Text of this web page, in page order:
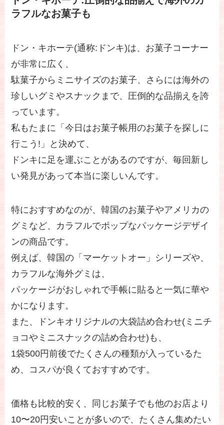
ラフルなお菓子も
ドン・キホーテ(通称:ドンキ)は、お菓子コーナー
が非常に広く、
駄菓子からミニサイズのお菓子、さらには海外の
珍しいグミやスナックまで、圧倒的な品揃えを誇
っています。
私もたまに「今日はお菓子帳用のお菓子を探しに
行こう!」と決めて、
ドンキに足を運ぶことがあるのですが、毎回新し
い発見があって本当に楽しいんです。
特におすすめなのが、韓国のお菓子やアメリカの
グミなど、カラフルでポップなパッケージデザイ
ンの商品です。
例えば、韓国の「マーケットオー」シリーズや、
カラフルな海外グミは、
パッケージがおしゃれで手帳に貼ると一気に華や
かになります。
また、ドンキオリジナルの大袋詰め合わせ(ミニチ
ョコやミニスナックの詰め合わせ)も、
1袋500円前後でたくさんの種類が入っているた
め、コスパが良くておすすめです。
価格も比較的安く、同じお菓子でも他のお店より
10〜20円安いことが多いので、たくさん集めたい